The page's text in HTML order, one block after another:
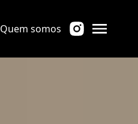
Quem somos